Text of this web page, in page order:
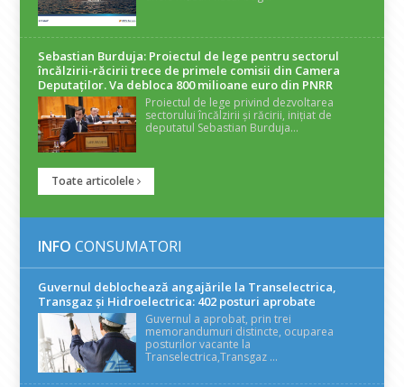
Sebastian Burduja: Proiectul de lege pentru sectorul
încălzirii-răcirii trece de primele comisii din Camera
Deputaților. Va debloca 800 milioane euro din PNRR
Proiectul de lege privind dezvoltarea
sectorului încălzirii și răcirii, inițiat de
deputatul Sebastian Burduja...
Toate articolele
INFO CONSUMATORI
Guvernul deblochează angajările la Transelectrica,
Transgaz și Hidroelectrica: 402 posturi aprobate
Guvernul a aprobat, prin trei
memorandumuri distincte, ocuparea
posturilor vacante la
Transelectrica,Transgaz ...